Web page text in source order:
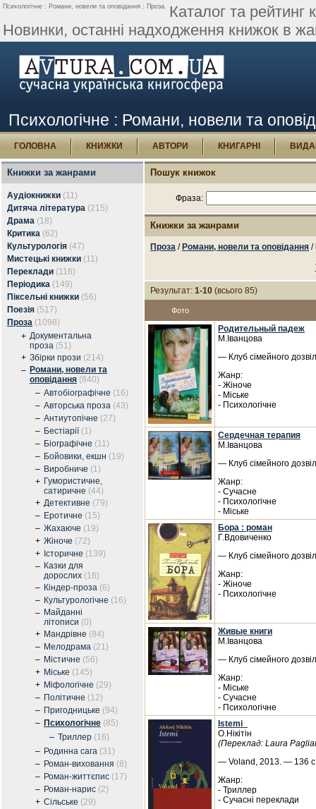
Психологічне : Романи, новели та оповідання : Проза. Каталог та рейтинг
Новинки, останні надходження книжок в
Психологічне : Романи, новели та
ГОЛОВНА КНИЖКИ АВТОРИ КНИГАРНІ
Книжки за жанрами
Аудіокнижки (11)
Дитяча література (215)
Драма (18)
Критика (62)
Культурологія (47)
Мистецькі книжки (11)
Переклади (116)
Періодика (149)
Піксельні книжки (56)
Поезія (517)
Проза (1098)
+ Документальна
проза (51)
+ Збірки прози (214)
– Романи, новели та
оповідання (840)
– Автобіографічне (16)
– Авторська проза (43)
– Антиутопічне (27)
– Бестіарії (1)
– Біографічне (11)
– Бойовики, екшн (19)
– Виробниче (1)
+ Гумористичне,
сатиричне (44)
+ Детективне (79)
– Еротичне (15)
– Жахаюче (19)
+ Жіноче (72)
+ Історичне (139)
– Казки для
дорослих (16)
– Кіндер-проза (6)
– Культурологічне (16)
– Майданні
літописи (0)
+ Мандрівне (84)
– Мелодрама (21)
– Містичне (56)
+ Міське (145)
+ Міфологічне (29)
– Політичне (12)
– Пригодницьке (94)
– Психологічне (85)
– Триллер (16)
– Родинна сага (31)
– Роман-виховання (8)
– Роман-життєпис (17)
– Роман-нарис (2)
+ Сільське (29)
Пошук книжок
Фраза:
Книжки за жанрами
Проза / Романи, новели та оповідання /
Результат: 1-10 (всього 85)
Фото
Родительный падеж
М.Іванцова
— Клуб сімейного
Жанр:
- Жіноче
- Міське
- Психологічне
Сердечная терапия
М.Іванцова
— Клуб сімейного
Жанр:
- Сучасне
- Психологічне
- Міське
Бора : роман
Г.Вдовиченко
— Клуб сімейного
Жанр:
- Жіноче
- Психологічне
Живые книги
М.Іванцова
— Клуб сімейного
Жанр:
- Міське
- Сучасне
- Психологічне
Istemi_
О.Нікітін
(Переклад: Laura
— Voland, 2013. — 136
Жанр:
- Триллер
- Сучасні переклади